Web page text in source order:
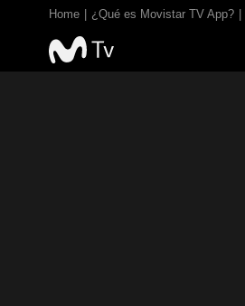
Home ¿Qué es Movistar TV App?